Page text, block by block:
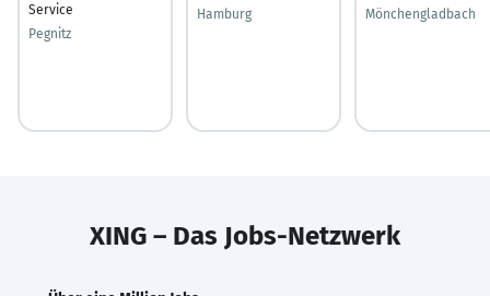
Service
Pegnitz
Hamburg
Mönchengladbach
XING – Das Jobs-Netzwerk